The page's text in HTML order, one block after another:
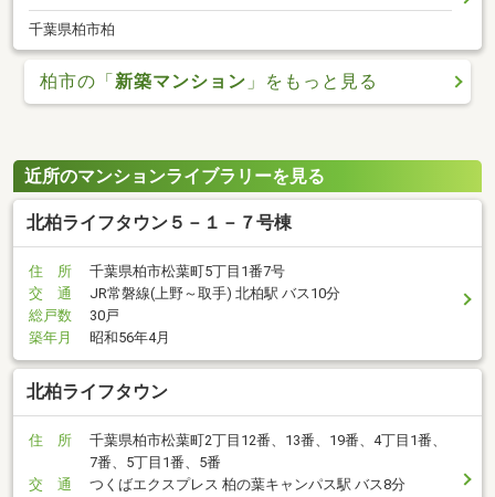
千葉県柏市柏
柏市の「新築マンション 」をもっと見る
近所のマンションライブラリーを見る
北柏ライフタウン５－１－７号棟
住 所
千葉県柏市松葉町5丁目1番7号
交 通
JR常磐線(上野～取手) 北柏駅 バス10分
総戸数
30戸
築年月
昭和56年4月
北柏ライフタウン
住 所
千葉県柏市松葉町2丁目12番、13番、19番、4丁目1番、
7番、5丁目1番、5番
交 通
つくばエクスプレス 柏の葉キャンパス駅 バス8分